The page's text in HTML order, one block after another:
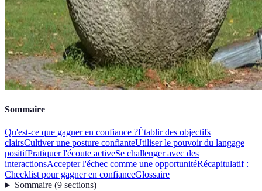
Sommaire
Qu'est-ce que gagner en confiance ?Établir des objectifs
clairsCultiver une posture confianteUtiliser le pouvoir du langage
positifPratiquer l'écoute activeSe challenger avec des
interactionsAccepter l'échec comme une opportunitéRécapitulatif :
Checklist pour gagner en confianceGlossaire
Sommaire(9 sections)